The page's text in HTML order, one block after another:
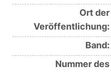
Ort der
Veröffentlichung:
Band:
Nummer des